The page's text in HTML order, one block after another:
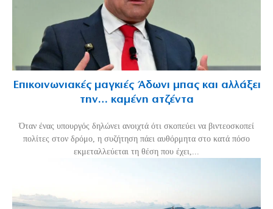
Επικοινωνιακές μαγκιές Άδωνι μπας και αλλάξει
την… καμένη ατζέντα
Όταν ένας υπουργός δηλώνει ανοιχτά ότι σκοπεύει να βιντεοσκοπεί
πολίτες στον δρόμο, η συζήτηση πάει αυθόρμητα στο κατά πόσο
εκμεταλλεύεται τη θέση που έχει,...